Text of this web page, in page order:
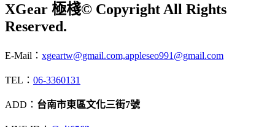
XGear 極棧© Copyright All Rights
Reserved.
E-Mail： xgeartw@gmail.com,appleseo991@gmail.com
TEL： 06-3360131
ADD： 台南市東區文化三街7號